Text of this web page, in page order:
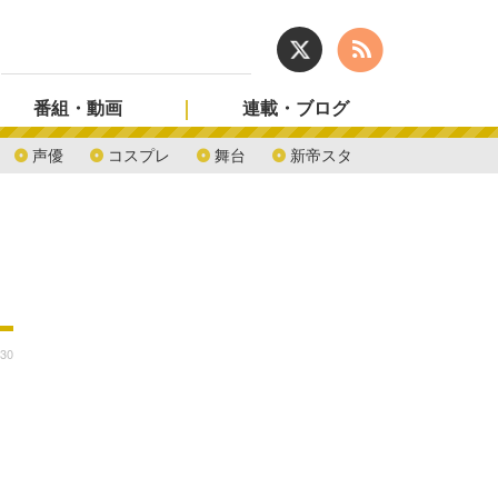
声優 コスプレ 舞台 新帝スタ
番組・動画 連載・ブログ